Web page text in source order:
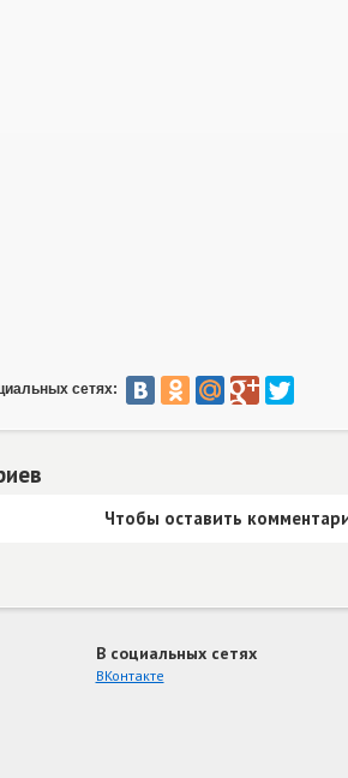
сетях:
Чтобы оставить
В социальных сетях
ВКонтакте